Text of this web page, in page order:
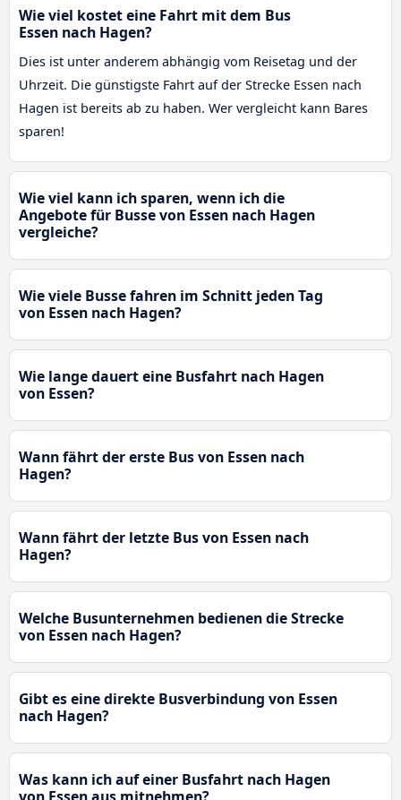
Wie viel kostet eine Fahrt mit dem Bus
Essen nach Hagen?
Dies ist unter anderem abhängig vom Reisetag und der
Uhrzeit. Die günstigste Fahrt auf der Strecke Essen nach
Hagen ist bereits ab zu haben. Wer vergleicht kann Bares
sparen!
Wie viel kann ich sparen, wenn ich die
Angebote für Busse von Essen nach Hagen
vergleiche?
Wie viele Busse fahren im Schnitt jeden Tag
von Essen nach Hagen?
Wie lange dauert eine Busfahrt nach Hagen
von Essen?
Wann fährt der erste Bus von Essen nach
Hagen?
Wann fährt der letzte Bus von Essen nach
Hagen?
Welche Busunternehmen bedienen die Strecke
von Essen nach Hagen?
Gibt es eine direkte Busverbindung von Essen
nach Hagen?
Was kann ich auf einer Busfahrt nach Hagen